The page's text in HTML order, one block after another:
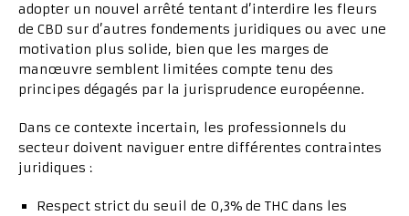
adopter un nouvel arrêté tentant d’interdire les fleurs
de CBD sur d’autres fondements juridiques ou avec une
motivation plus solide, bien que les marges de
manœuvre semblent limitées compte tenu des
principes dégagés par la jurisprudence européenne.
Dans ce contexte incertain, les professionnels du
secteur doivent naviguer entre différentes contraintes
juridiques :
Respect strict du seuil de 0,3% de THC dans les